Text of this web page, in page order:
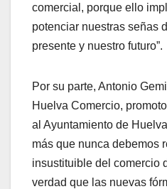
comercial, porque ello
potenciar nuestras señas
presente y nuestro futuro”.
Por su parte, Antonio
Huelva Comercio,
al Ayuntamiento de
más que nunca debemos
insustituible del comercio
verdad que las nuevas